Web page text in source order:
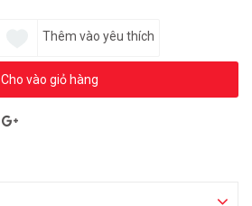
Cho vào giỏ hàng
Thêm vào yêu thích